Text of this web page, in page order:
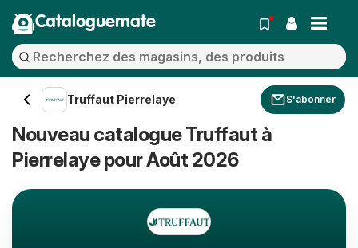
Cataloguemate
Truffaut Pierrelaye S'abonner
Nouveau catalogue Truffaut à
Pierrelaye pour Août 2026